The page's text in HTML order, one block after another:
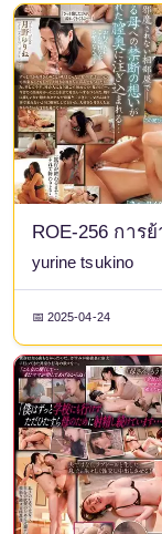
yurine tsukino
📅 2025-04-24